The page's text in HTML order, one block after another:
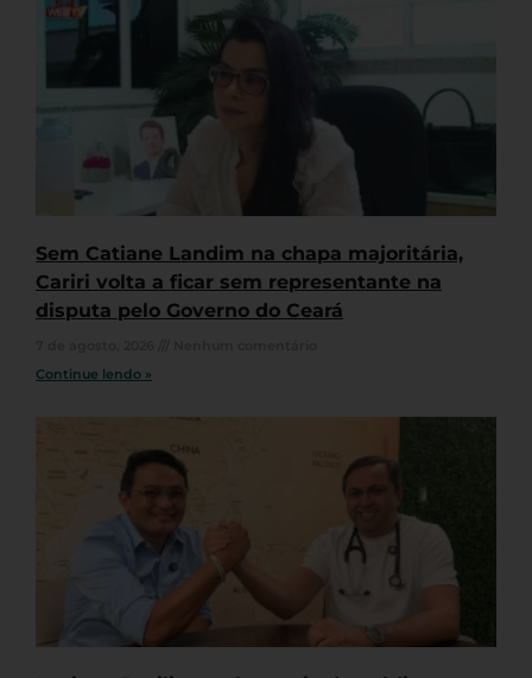
Sem Catiane Landim na chapa majoritária,
Cariri volta a ficar sem representante na
disputa pelo Governo do Ceará
Continue lendo »